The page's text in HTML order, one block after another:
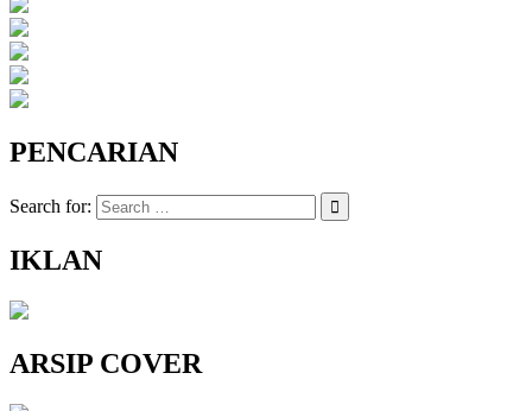
PENCARIAN
Search for:
IKLAN
ARSIP COVER